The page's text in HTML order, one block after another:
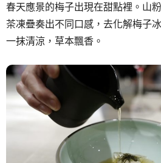
春天應景的梅子出現在甜點裡。山
茶凍疊奏出不同口感，去化解梅子
一抹清涼，草本飄香。